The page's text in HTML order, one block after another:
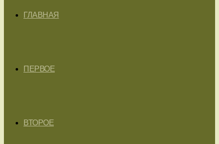
ГЛАВНАЯ
ПЕРВОЕ
ВТОРОЕ